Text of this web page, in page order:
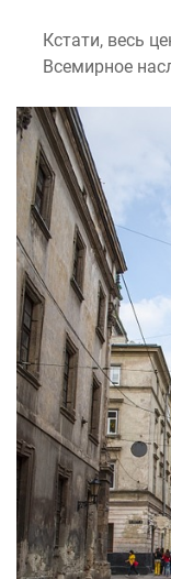
Кстати, весь
Всемирное